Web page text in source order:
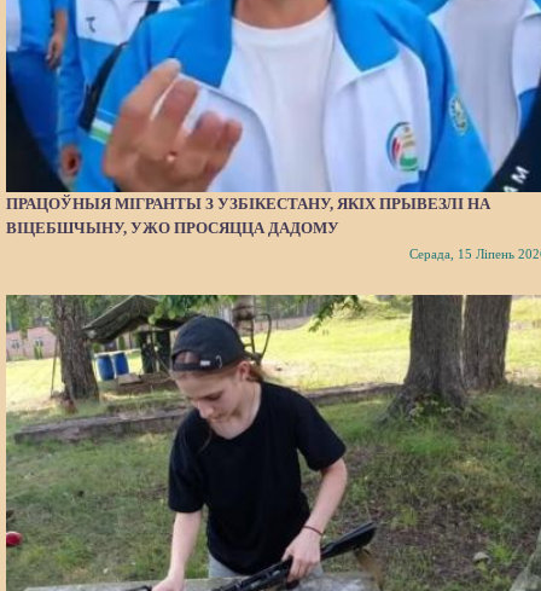
ПРАЦОЎНЫЯ МІГРАНТЫ З УЗБІКЕСТАНУ, ЯКІХ ПРЫВЕЗЛІ НА
ВІЦЕБШЧЫНУ, УЖО ПРОСЯЦЦА ДАДОМУ
Серада, 15 Ліпень